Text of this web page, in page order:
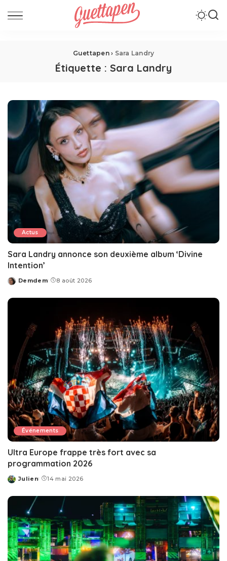
Guettapen› Sara Landry
Étiquette : Sara Landry
Actus
Sara Landry annonce son deuxième album ‘Divine
Intention’
Posted
Demdem 8 août 2026
Événements
Ultra Europe frappe très fort avec sa
programmation 2026
Posted
Julien 14 mai 2026